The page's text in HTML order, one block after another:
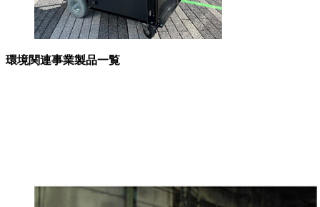
環境関連事業製品一覧